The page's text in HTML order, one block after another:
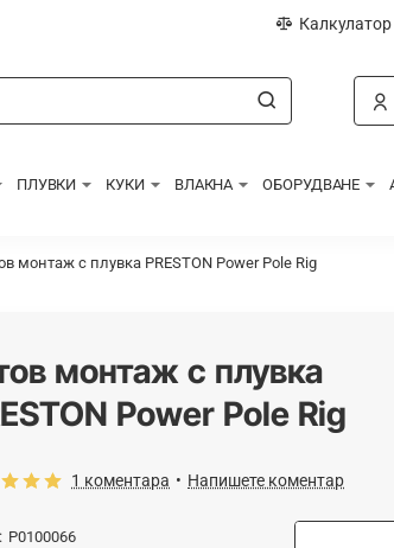
ПЛУВКИ КУКИ ВЛАКНА ОБОРУДВАНЕ
монтаж с плувка PRESTON Power Pole Rig
монтаж с плувка
Power Pole Rig
P0100066
1 коментара • Напишете коментар